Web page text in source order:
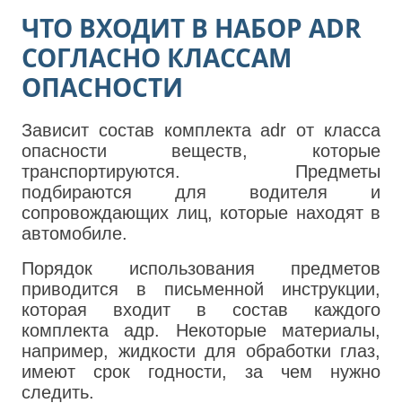
ЧТО ВХОДИТ В НАБОР ADR
СОГЛАСНО КЛАССАМ
ОПАСНОСТИ
Зависит состав комплекта adr от класса
опасности веществ, которые
транспортируются. Предметы
подбираются для водителя и
сопровождающих лиц, которые находят в
автомобиле.
Порядок использования предметов
приводится в письменной инструкции,
которая входит в состав каждого
комплекта адр. Некоторые материалы,
например, жидкости для обработки глаз,
имеют срок годности, за чем нужно
следить.